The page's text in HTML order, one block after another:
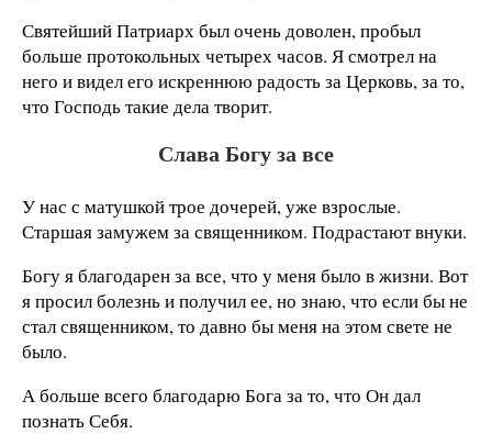
Святейший Патриарх был очень доволен, пробыл
больше протокольных четырех часов. Я смотрел на
него и видел его искреннюю радость за Церковь, за то,
что Господь такие дела творит.
Слава Богу за все
У нас с матушкой трое дочерей, уже взрослые.
Старшая замужем за священником. Подрастают внуки.
Богу я благодарен за все, что у меня было в жизни. Вот
я просил болезнь и получил ее, но знаю, что если бы не
стал священником, то давно бы меня на этом свете не
было.
А больше всего благодарю Бога за то, что Он дал
познать Себя.